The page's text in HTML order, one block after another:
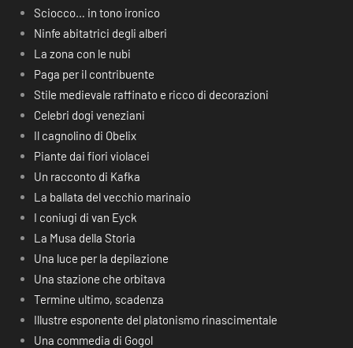
Sciocco… in tono ironico
Ninfe abitatrici degli alberi
La zona con le nubi
Paga per il contribuente
Stile medievale raffinato e ricco di decorazioni
Celebri dogi veneziani
Il cagnolino di Obelix
Piante dai fiori violacei
Un racconto di Kafka
La ballata del vecchio marinaio
I coniugi di van Eyck
La Musa della Storia
Una luce per la depilazione
Una stazione che orbitava
Termine ultimo, scadenza
Illustre esponente del platonismo rinascimentale
Una commedia di Gogol